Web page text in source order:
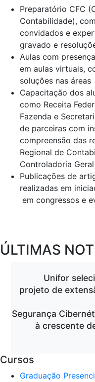
Preparatório CFC
Contabilidade),
convidados e
gravado e
Aulas com
em aulas virtuais,
soluções nas
Capacitação dos
como Receita
Fazenda e
de parceiras com
compreensão das
Regional de
Controladoria
Publicações de
realizadas em
em congressos e
ÚLTIMAS
Unifor
projeto de
Segurança
à crescente
Cursos
Graduação